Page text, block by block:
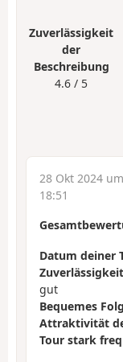
Zuverlässigkeit
der
Beschreibung
4.6 / 5
28 Okt 2024
18:51
Datum deiner
gut
Bequemes
Attraktivität
Tour stark